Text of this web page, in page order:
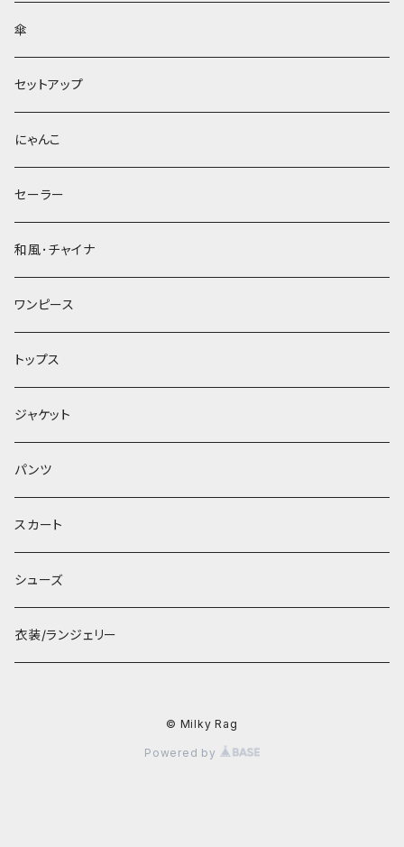
傘
セットアップ
にゃんこ
セーラー
和風･チャイナ
ワンピース
トップス
ジャケット
パンツ
スカート
シューズ
衣装/ランジェリー
© Milky Rag
Powered by